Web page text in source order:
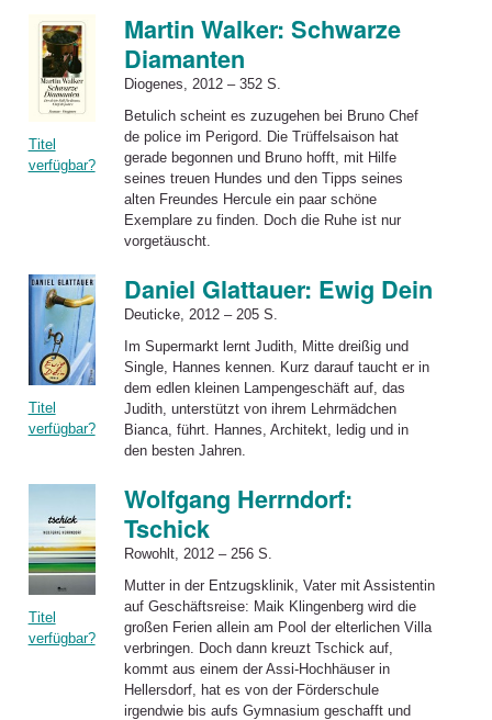
Titel
verfügbar?
Martin Walker: Schwarze
Diamanten
Diogenes, 2012 – 352 S.
Betulich scheint es zuzugehen bei Bruno Chef
de police im Perigord. Die Trüffelsaison hat
gerade begonnen und Bruno hofft, mit Hilfe
seines treuen Hundes und den Tipps seines
alten Freundes Hercule ein paar schöne
Exemplare zu finden. Doch die Ruhe ist nur
vorgetäuscht.
Titel
verfügbar?
Daniel Glattauer: Ewig Dein
Deuticke, 2012 – 205 S.
Im Supermarkt lernt Judith, Mitte dreißig und
Single, Hannes kennen. Kurz darauf taucht er in
dem edlen kleinen Lampengeschäft auf, das
Judith, unterstützt von ihrem Lehrmädchen
Bianca, führt. Hannes, Architekt, ledig und in
den besten Jahren.
Titel
verfügbar?
Wolfgang Herrndorf:
Tschick
Rowohlt, 2012 – 256 S.
Mutter in der Entzugsklinik, Vater mit Assistentin
auf Geschäftsreise: Maik Klingenberg wird die
großen Ferien allein am Pool der elterlichen Villa
verbringen. Doch dann kreuzt Tschick auf,
kommt aus einem der Assi-Hochhäuser in
Hellersdorf, hat es von der Förderschule
irgendwie bis aufs Gymnasium geschafft und